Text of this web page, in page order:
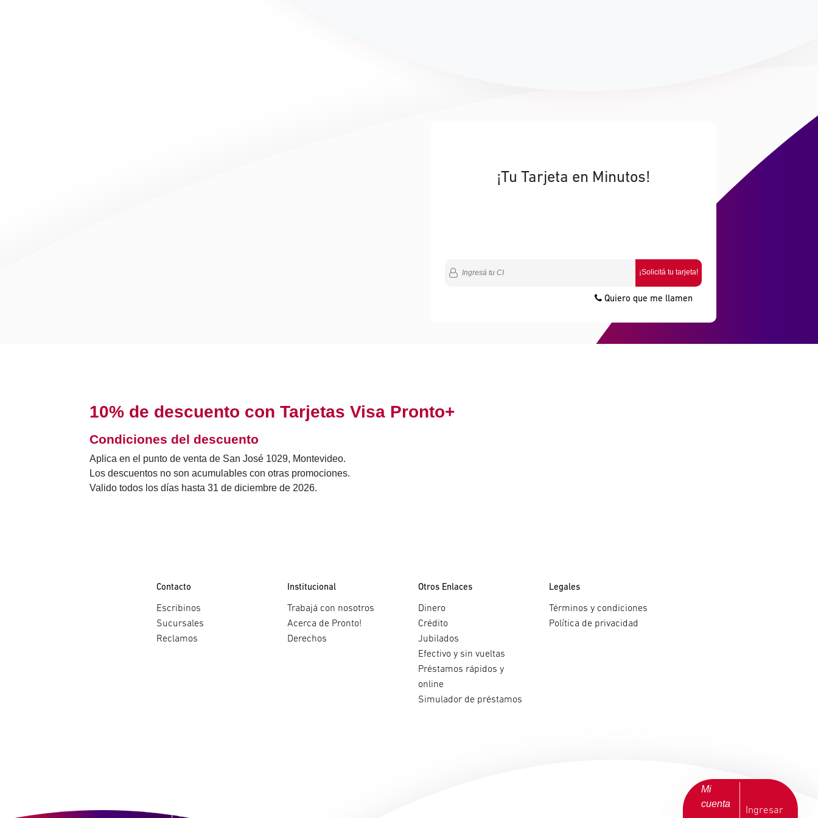
¡Tu Tarjeta en Minutos!
¡Solicitá tu tarjeta!
Quiero que me llamen
10% de descuento con Tarjetas Visa Pronto+
Condiciones del descuento
Aplica en el punto de venta de San José 1029, Montevideo.
Los descuentos no son acumulables con otras promociones.
Valido todos los días hasta 31 de diciembre de 2026.
Contacto
Escribinos
Sucursales
Reclamos
Institucional
Trabajá con nosotros
Acerca de Pronto!
Derechos
Otros Enlaces
Dinero
Crédito
Jubilados
Efectivo y sin vueltas
Préstamos rápidos y
online
Simulador de préstamos
Legales
Términos y condiciones
Política de privacidad
Copyright ©
Mi
cuenta
Ingresar